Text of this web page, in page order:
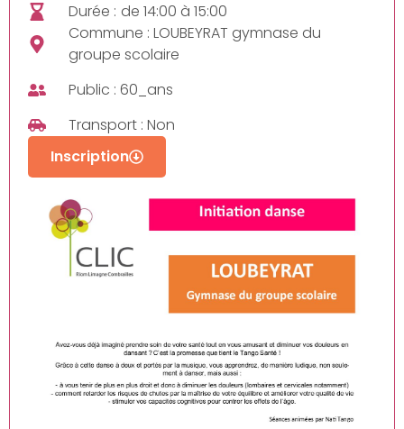
Durée : de 14:00 à 15:00
Commune : LOUBEYRAT gymnase du
groupe scolaire
Public : 60_ans
Transport : Non
Inscription